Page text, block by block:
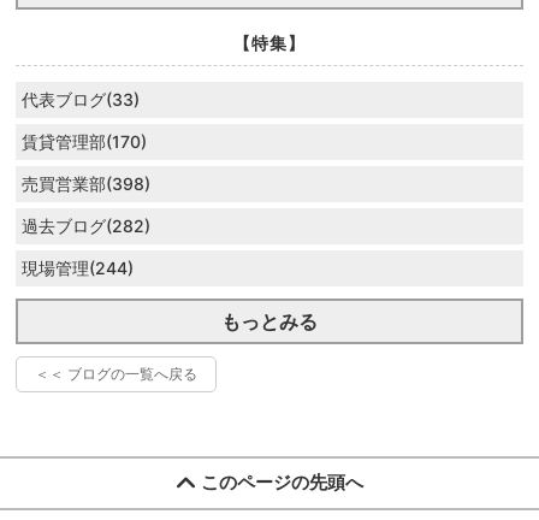
【特集】
代表ブログ(33)
賃貸管理部(170)
売買営業部(398)
過去ブログ(282)
現場管理(244)
もっとみる
＜＜ ブログの一覧へ戻る
このページの先頭へ